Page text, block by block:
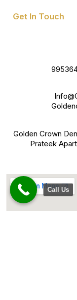
Get In Touch
Golden Crown
Prateek
Call Us